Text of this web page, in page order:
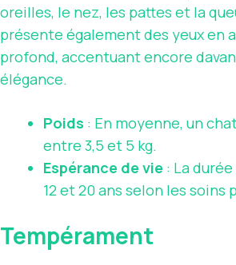
oreilles, le nez, les pattes et la
présente également des yeux en
profond, accentuant encore
élégance.
Poids : En moyenne, un
entre 3,5 et 5 kg.
Espérance de vie : La
12 et 20 ans selon les soins
Tempérament